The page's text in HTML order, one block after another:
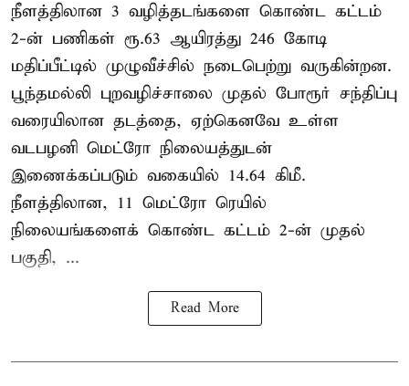
நீளத்திலான 3 வழித்தடங்களை கொண்ட கட்டம்
2-ன் பணிகள் ரூ.63 ஆயிரத்து 246 கோடி
மதிப்பீட்டில் முழுவீச்சில் நடைபெற்று வருகின்றன.
பூந்தமல்லி புறவழிச்சாலை முதல் போரூர் சந்திப்பு
வரையிலான தடத்தை, ஏற்கெனவே உள்ள
வடபழனி மெட்ரோ நிலையத்துடன்
இணைக்கப்படும் வகையில் 14.64 கிமீ.
நீளத்திலான, 11 மெட்ரோ ரெயில்
நிலையங்களைக் கொண்ட கட்டம் 2-ன் முதல்
பகுதி, ...
Read More